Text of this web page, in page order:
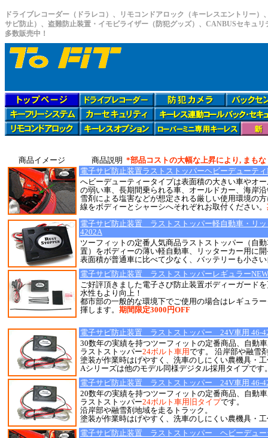
ドライブレコーダー（ドラレコ）、リモコンドアロック（キーレスエントリー
サビ防止）、盗難防止装置・イモビライザー（防犯グッズ）、CANBUSセキュ
多数販売中！
商品イメージ 商品説明 *部品コストの大幅な上昇により, まも
電子サビ防止装置ラストストッパーヘビーデューテ
へビーデューティータイプは表面積の大きい車やオ
の弱い車、長期間乗られる車、オールドカー、海岸
雪剤による塩害などが想定される厳しい使用環境の
線をボディーとシャーシへそれぞれお取付ください。
電子サビ防止装置 ラストストッパー軽自動車・リッ
4202A
ツーフィットの定番人気商品ラストストッパー（自
置）をボディーの薄い軽自動車、リッターカー用に
表面積が普通車に比べて少なく、バッテリーも小さ
電子サビ防止装置 ラストストッパーレギュラー
ご好評頂きました電子さび防止装置ボディーガード
水性もより向上！
都市部の一般的な環境下でご使用の場合はレギュラ
揮します。 期間限定3000円OFF
電子サビ防止装置 ラストストッパー 24V車用 46-
30数年の実績を持つツーフィットの定番商品、自動
ラストストッパー24ボルト車用です。 沿岸部や融雪
塗装が作業時はげやすく、洗車のしにくい農機具・
Aシリーズは他のモデル同様デジタル採用タイプです
電子サビ防止装置 ラストストッパー 24V車用 46-
20数年の実績を持つツーフィットの定番商品、自動
ラストストッパー24ボルト車用旧タイプです。
沿岸部や融雪剤地域を走るトラック。
塗装が作業時はげやすく、洗車のしにくい農機具・
電子サビ防止装置 ラストストッパー ヘビーデュー